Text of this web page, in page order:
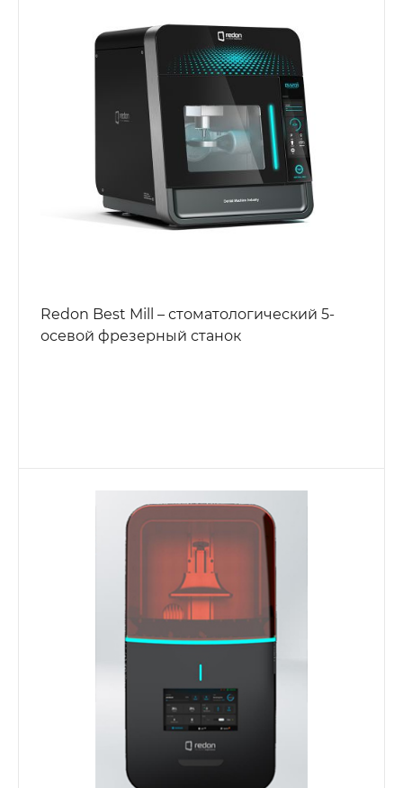
Redon Best Mill – стоматологический 5-
осевой фрезерный станок